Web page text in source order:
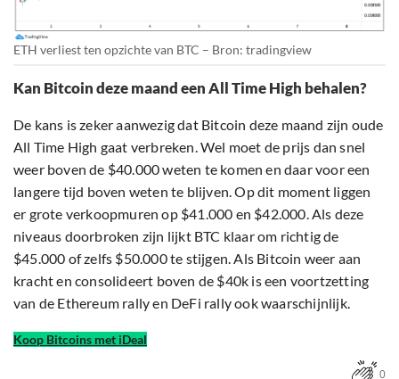
ETH verliest ten opzichte van BTC – Bron: tradingview
Kan Bitcoin deze maand een All Time High behalen?
De kans is zeker aanwezig dat Bitcoin deze maand zijn oude
All Time High gaat verbreken. Wel moet de prijs dan snel
weer boven de $40.000 weten te komen en daar voor een
langere tijd boven weten te blijven. Op dit moment liggen
er grote verkoopmuren op $41.000 en $42.000. Als deze
niveaus doorbroken zijn lijkt BTC klaar om richtig de
$45.000 of zelfs $50.000 te stijgen. Als Bitcoin weer aan
kracht en consolideert boven de $40k is een voortzetting
van de Ethereum rally en DeFi rally ook waarschijnlijk.
Koop Bitcoins met iDeal
0